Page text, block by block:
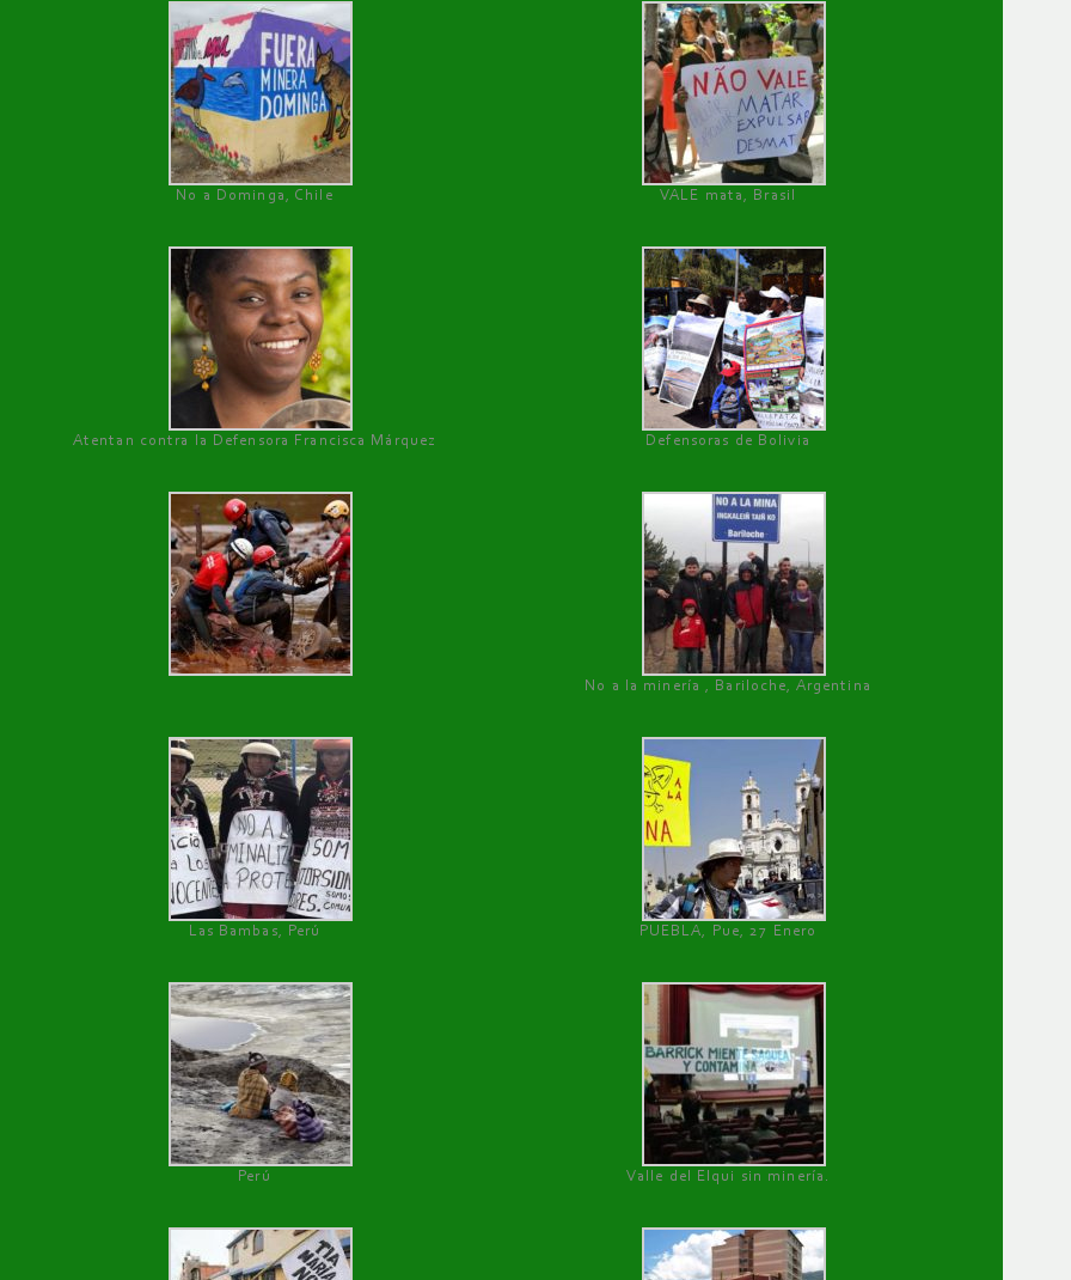
No a Dominga, Chile
VALE mata, Brasil
Atentan contra la Defensora Francisca Márquez Defensoras de Bolivia
No a la minería , Bariloche, Argentina
Las Bambas, Perú PUEBLA, Pue, 27 Enero
Perú Valle del Elqui sin minería.